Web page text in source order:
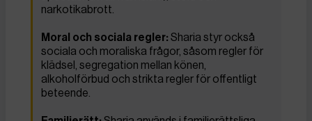
narkotikabrott.
Moral och sociala regler: Sharia styr också
sociala och moraliska frågor, såsom regler för
klädsel, segregation mellan könen,
alkoholförbud och strikta regler för offentligt
beteende.